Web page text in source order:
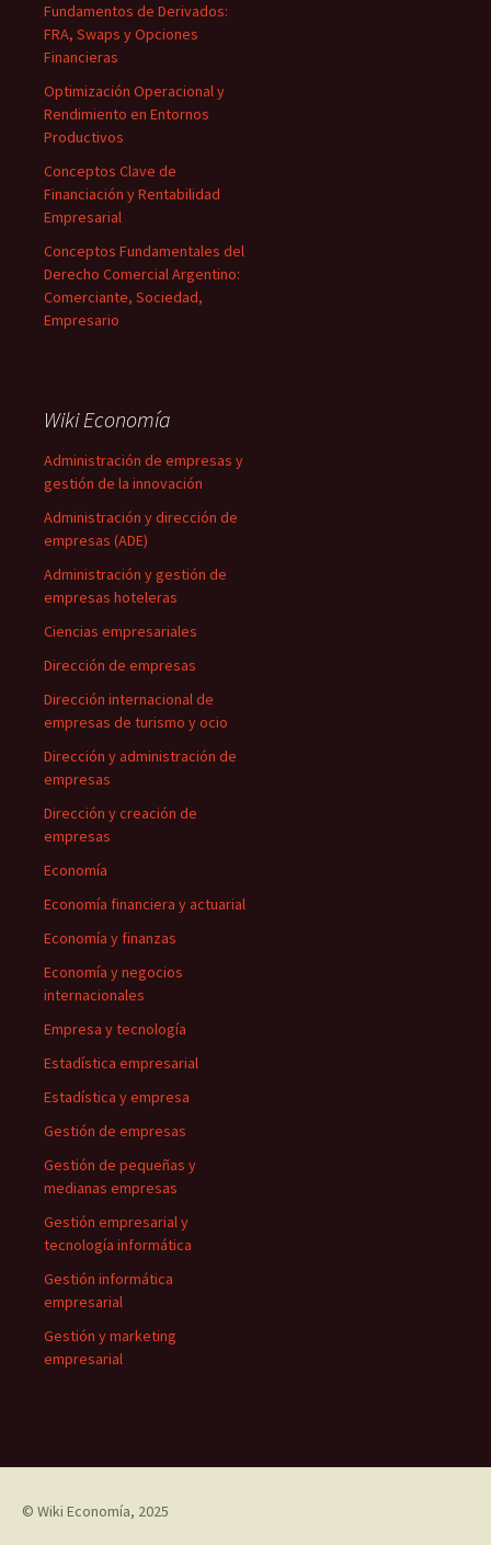
Fundamentos de Derivados:
FRA, Swaps y Opciones
Financieras
Optimización Operacional y
Rendimiento en Entornos
Productivos
Conceptos Clave de
Financiación y Rentabilidad
Empresarial
Conceptos Fundamentales del
Derecho Comercial Argentino:
Comerciante, Sociedad,
Empresario
Wiki Economía
Administración de empresas y
gestión de la innovación
Administración y dirección de
empresas (ADE)
Administración y gestión de
empresas hoteleras
Ciencias empresariales
Dirección de empresas
Dirección internacional de
empresas de turismo y ocio
Dirección y administración de
empresas
Dirección y creación de
empresas
Economía
Economía financiera y actuarial
Economía y finanzas
Economía y negocios
internacionales
Empresa y tecnología
Estadística empresarial
Estadística y empresa
Gestión de empresas
Gestión de pequeñas y
medianas empresas
Gestión empresarial y
tecnología informática
Gestión informática
empresarial
Gestión y marketing
empresarial
© Wiki Economía, 2025